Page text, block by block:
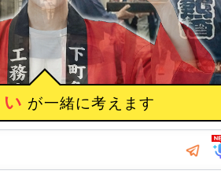
が一緒に考えます